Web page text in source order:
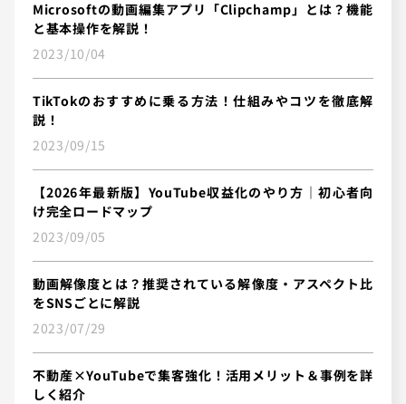
Microsoftの動画編集アプリ「Clipchamp」とは？機能
と基本操作を解説！
2023/10/04
TikTokのおすすめに乗る方法！仕組みやコツを徹底解
説！
2023/09/15
【2026年最新版】YouTube収益化のやり方｜初心者向
け完全ロードマップ
2023/09/05
動画解像度とは？推奨されている解像度・アスペクト比
をSNSごとに解説
2023/07/29
不動産×YouTubeで集客強化！活用メリット＆事例を詳
しく紹介